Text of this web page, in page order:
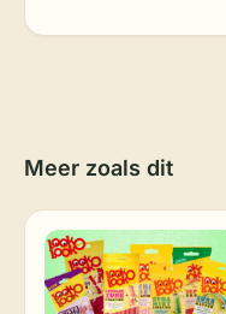
Meer zoals dit